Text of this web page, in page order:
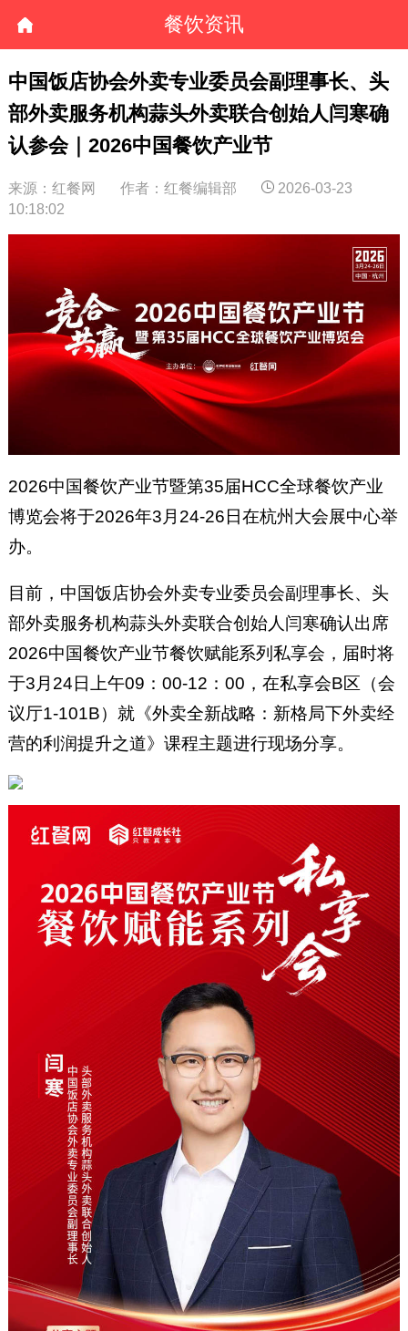
餐饮资讯
中国饭店协会外卖专业委员会副理事长、头
部外卖服务机构蒜头外卖联合创始人闫寒确
认参会｜2026中国餐饮产业节
来源：红餐网 作者：红餐编辑部
2026-03-23
10:18:02
2026中国餐饮产业节暨第35届HCC全球餐饮产业
博览会将于2026年3月24-26日在杭州大会展中心举
办。
目前，中国饭店协会外卖专业委员会副理事长、头
部外卖服务机构蒜头外卖联合创始人闫寒确认出席
2026中国餐饮产业节餐饮赋能系列私享会，届时将
于3月24日上午09：00-12：00，在私享会B区（会
议厅1-101B）就《外卖全新战略：新格局下外卖经
营的利润提升之道》课程主题进行现场分享。